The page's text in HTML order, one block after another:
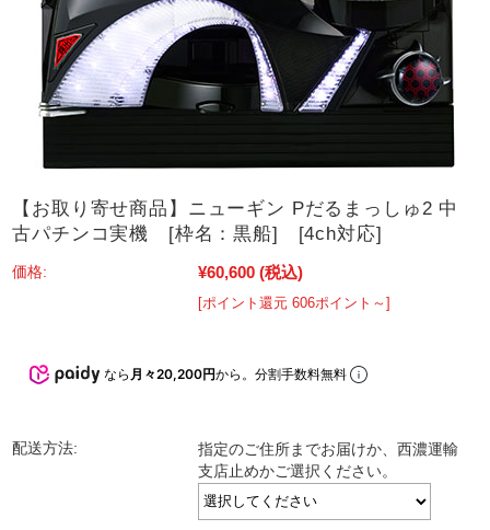
【お取り寄せ商品】ニューギン Pだるまっしゅ2 中
古パチンコ実機 [枠名：黒船] [4ch対応]
価格: ¥60,600 (税込)
[ポイント還元 606ポイント～]
なら 月々20,200円から。分割手数料無料
配送方法:
指定のご住所までお届けか、西濃運輸
支店止めかご選択ください。